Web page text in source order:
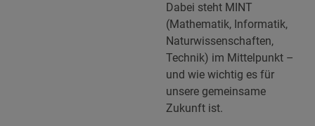
Dabei steht MINT
(Mathematik, Informatik,
Naturwissenschaften,
Technik) im Mittelpunkt –
und wie wichtig es für
unsere gemeinsame
Zukunft ist.